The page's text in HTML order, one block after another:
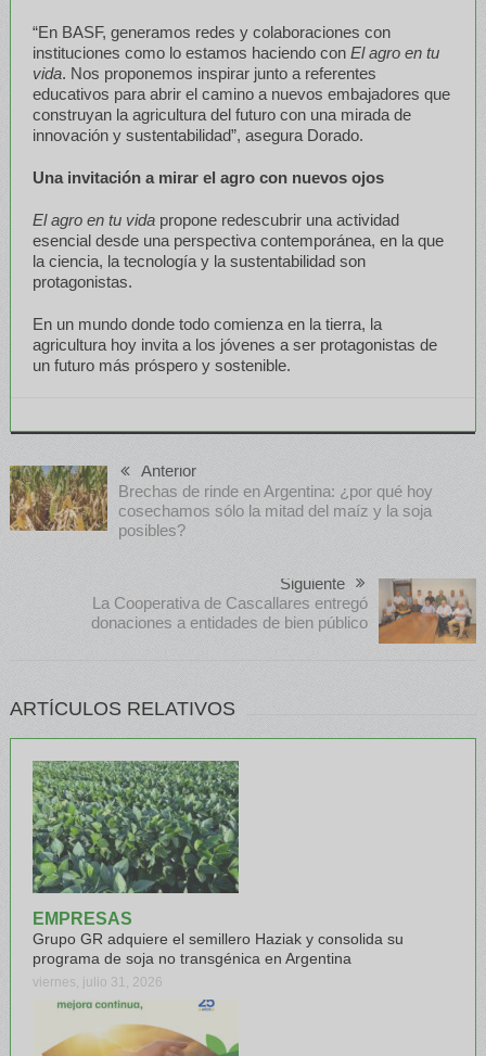
“En BASF, generamos redes y colaboraciones con
instituciones como lo estamos haciendo con El agro en tu
vida. Nos proponemos inspirar junto a referentes
educativos para abrir el camino a nuevos embajadores que
construyan la agricultura del futuro con una mirada de
innovación y sustentabilidad”, asegura Dorado.
Una invitación a mirar el agro con nuevos ojos
El agro en tu vidapropone redescubrir una actividad
esencial desde una perspectiva contemporánea, en la que
la ciencia, la tecnología y la sustentabilidad son
protagonistas.
En un mundo donde todo comienza en la tierra, la
agricultura hoy invita a los jóvenes a ser protagonistas de
un futuro más próspero y sostenible.
Anterior
Brechas de rinde en Argentina: ¿por qué hoy
cosechamos sólo la mitad del maíz y la soja
posibles?
Siguiente
La Cooperativa de Cascallares entregó
donaciones a entidades de bien público
ARTÍCULOS RELATIVOS
EMPRESAS
Grupo GR adquiere el semillero Haziak y consolida su
programa de soja no transgénica en Argentina
viernes, julio 31, 2026